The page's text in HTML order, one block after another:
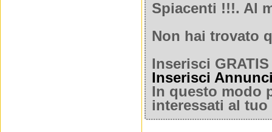
Spiacenti !!!. Al
Non hai trovato
Inserisci
Inserisci
In questo modo
interessati al